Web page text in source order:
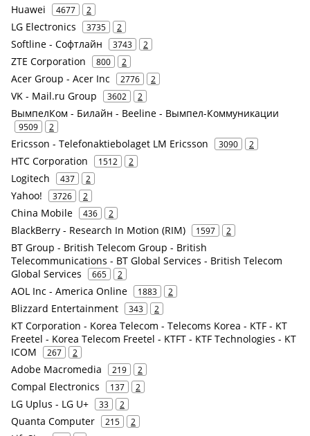
Huawei 4677 2
LG Electronics 3735 2
Softline - Софтлайн 3743 2
ZTE Corporation 800 2
Acer Group - Acer Inc 2776 2
VK - Mail.ru Group 3602 2
ВымпелКом - Билайн - Beeline - Вымпел-Коммуникации
9509 2
Ericsson - Telefonaktiebolaget LM Ericsson 3090 2
HTC Corporation 1512 2
Logitech 437 2
Yahoo! 3726 2
China Mobile 436 2
BlackBerry - Research In Motion (RIM) 1597 2
BT Group - British Telecom Group - British
Telecommunications - BT Global Services - British Telecom
Global Services
665 2
AOL Inc - America Online 1883 2
Blizzard Entertainment 343 2
KT Corporation - Korea Telecom - Telecoms Korea - KTF - KT
Freetel - Korea Telecom Freetel - KTFT - KTF Technologies - KT
ICOM
267 2
Adobe Macromedia 219 2
Compal Electronics 137 2
LG Uplus - LG U+ 33 2
Quanta Computer 215 2